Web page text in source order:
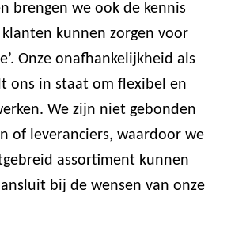
brengen we ook de kennis
kunnen zorgen voor
Onze onafhankelijkheid als
ons in staat om flexibel en
We zijn niet gebonden
of leveranciers, waardoor we
assortiment kunnen
bij de wensen van onze